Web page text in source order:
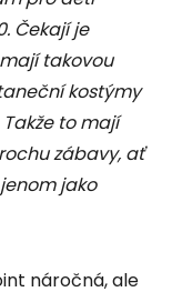
Čekají je
takovou
kostýmy
to mají
zábavy, ať
jako
náročná, ale